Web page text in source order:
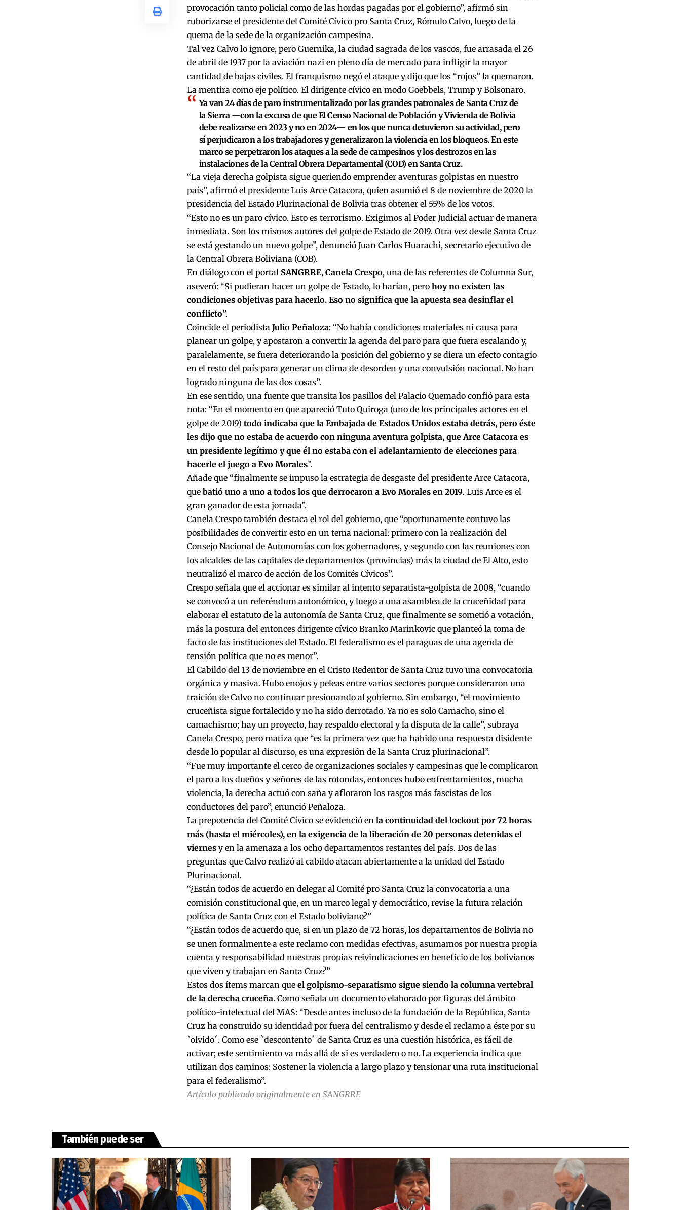
provocación tanto policial como de las hordas pagadas por el gobierno”, afirmó sin
ruborizarse el presidente del Comité Cívico pro Santa Cruz, Rómulo Calvo, luego de la
quema de la sede de la organización campesina.
Tal vez Calvo lo ignore, pero Guernika, la ciudad sagrada de los vascos, fue arrasada el 26
de abril de 1937 por la aviación nazi en pleno día de mercado para infligir la mayor
cantidad de bajas civiles. El franquismo negó el ataque y dijo que los “rojos” la quemaron.
La mentira como eje político. El dirigente cívico en modo Goebbels, Trump y Bolsonaro.
Ya van 24 días de paro instrumentalizado por las grandes patronales de Santa Cruz de
la Sierra —con la excusa de que El Censo Nacional de Población y Vivienda de Bolivia
debe realizarse en 2023 y no en 2024— en los que nunca detuvieron su actividad, pero
sí perjudicaron a los trabajadores y generalizaron la violencia en los bloqueos. En este
marco se perpetraron los ataques a la sede de campesinos y los destrozos en las
instalaciones de la Central Obrera Departamental (COD) en Santa Cruz.
“La vieja derecha golpista sigue queriendo emprender aventuras golpistas en nuestro
país”, afirmó el presidente Luis Arce Catacora, quien asumió el 8 de noviembre de 2020 la
presidencia del Estado Plurinacional de Bolivia tras obtener el 55% de los votos.
“Esto no es un paro cívico. Esto es terrorismo. Exigimos al Poder Judicial actuar de manera
inmediata. Son los mismos autores del golpe de Estado de 2019. Otra vez desde Santa Cruz
se está gestando un nuevo golpe”, denunció Juan Carlos Huarachi, secretario ejecutivo de
la Central Obrera Boliviana (COB).
En diálogo con el portal SANGRRE, Canela Crespo, una de las referentes de Columna Sur,
aseveró: “Si pudieran hacer un golpe de Estado, lo harían, pero hoy no existen las
condiciones objetivas para hacerlo. Eso no significa que la apuesta sea desinflar el
conflicto”.
Coincide el periodista Julio Peñaloza: “No había condiciones materiales ni causa para
planear un golpe, y apostaron a convertir la agenda del paro para que fuera escalando y,
paralelamente, se fuera deteriorando la posición del gobierno y se diera un efecto contagio
en el resto del país para generar un clima de desorden y una convulsión nacional. No han
logrado ninguna de las dos cosas”.
En ese sentido, una fuente que transita los pasillos del Palacio Quemado confió para esta
nota: “En el momento en que apareció Tuto Quiroga (uno de los principales actores en el
golpe de 2019) todo indicaba que la Embajada de Estados Unidos estaba detrás, pero éste
les dijo que no estaba de acuerdo con ninguna aventura golpista, que Arce Catacora es
un presidente legítimo y que él no estaba con el adelantamiento de elecciones para
hacerle el juego a Evo Morales”.
Añade que “finalmente se impuso la estrategia de desgaste del presidente Arce Catacora,
que batió uno a uno a todos los que derrocaron a Evo Morales en 2019. Luis Arce es el
gran ganador de esta jornada”.
Canela Crespo también destaca el rol del gobierno, que “oportunamente contuvo las
posibilidades de convertir esto en un tema nacional: primero con la realización del
Consejo Nacional de Autonomías con los gobernadores, y segundo con las reuniones con
los alcaldes de las capitales de departamentos (provincias) más la ciudad de El Alto, esto
neutralizó el marco de acción de los Comités Cívicos”.
Crespo señala que el accionar es similar al intento separatista-golpista de 2008, “cuando
se convocó a un referéndum autonómico, y luego a una asamblea de la cruceñidad para
elaborar el estatuto de la autonomía de Santa Cruz, que finalmente se sometió a votación,
más la postura del entonces dirigente cívico Branko Marinkovic que planteó la toma de
facto de las instituciones del Estado. El federalismo es el paraguas de una agenda de
tensión política que no es menor”.
El Cabildo del 13 de noviembre en el Cristo Redentor de Santa Cruz tuvo una convocatoria
orgánica y masiva. Hubo enojos y peleas entre varios sectores porque consideraron una
traición de Calvo no continuar presionando al gobierno. Sin embargo, “el movimiento
cruceñista sigue fortalecido y no ha sido derrotado. Ya no es solo Camacho, sino el
camachismo; hay un proyecto, hay respaldo electoral y la disputa de la calle”, subraya
Canela Crespo, pero matiza que “es la primera vez que ha habido una respuesta disidente
desde lo popular al discurso, es una expresión de la Santa Cruz plurinacional”.
“Fue muy importante el cerco de organizaciones sociales y campesinas que le complicaron
el paro a los dueños y señores de las rotondas, entonces hubo enfrentamientos, mucha
violencia, la derecha actuó con saña y afloraron los rasgos más fascistas de los
conductores del paro”, enunció Peñaloza.
La prepotencia del Comité Cívico se evidenció en la continuidad del lockout por 72 horas
más (hasta el miércoles), en la exigencia de la liberación de 20 personas detenidas el
viernesy en la amenaza a los ocho departamentos restantes del país. Dos de las
preguntas que Calvo realizó al cabildo atacan abiertamente a la unidad del Estado
Plurinacional.
“¿Están todos de acuerdo en delegar al Comité pro Santa Cruz la convocatoria a una
comisión constitucional que, en un marco legal y democrático, revise la futura relación
política de Santa Cruz con el Estado boliviano?”
“¿Están todos de acuerdo que, si en un plazo de 72 horas, los departamentos de Bolivia no
se unen formalmente a este reclamo con medidas efectivas, asumamos por nuestra propia
cuenta y responsabilidad nuestras propias reivindicaciones en beneficio de los bolivianos
que viven y trabajan en Santa Cruz?”
Estos dos ítems marcan que el golpismo-separatismo sigue siendo la columna vertebral
de la derecha cruceña. Como señala un documento elaborado por figuras del ámbito
político-intelectual del MAS: “Desde antes incluso de la fundación de la República, Santa
Cruz ha construido su identidad por fuera del centralismo y desde el reclamo a éste por su
`olvido´. Como ese `descontento´ de Santa Cruz es una cuestión histórica, es fácil de
activar; este sentimiento va más allá de si es verdadero o no. La experiencia indica que
utilizan dos caminos: Sostener la violencia a largo plazo y tensionar una ruta institucional
para el federalismo”.
Artículo publicado originalmente en SANGRRE
También puede ser